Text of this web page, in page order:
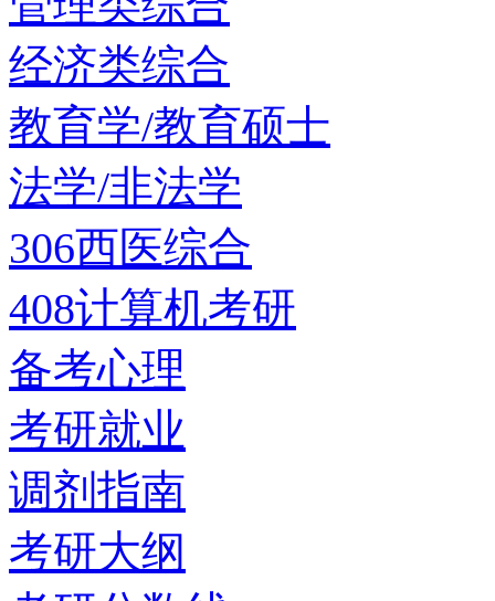
经济类综合
教育学/教育硕士
法学/非法学
306西医综合
408计算机考研
备考心理
考研就业
调剂指南
考研大纲